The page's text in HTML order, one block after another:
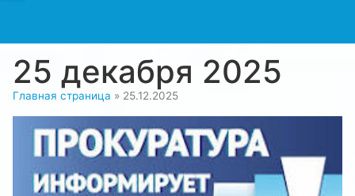
25 декабря 2025
Главная страница » 25.12.2025